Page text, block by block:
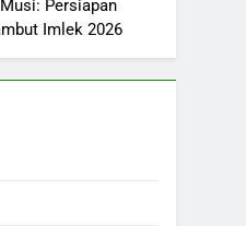
Persiapan
Imlek 2026